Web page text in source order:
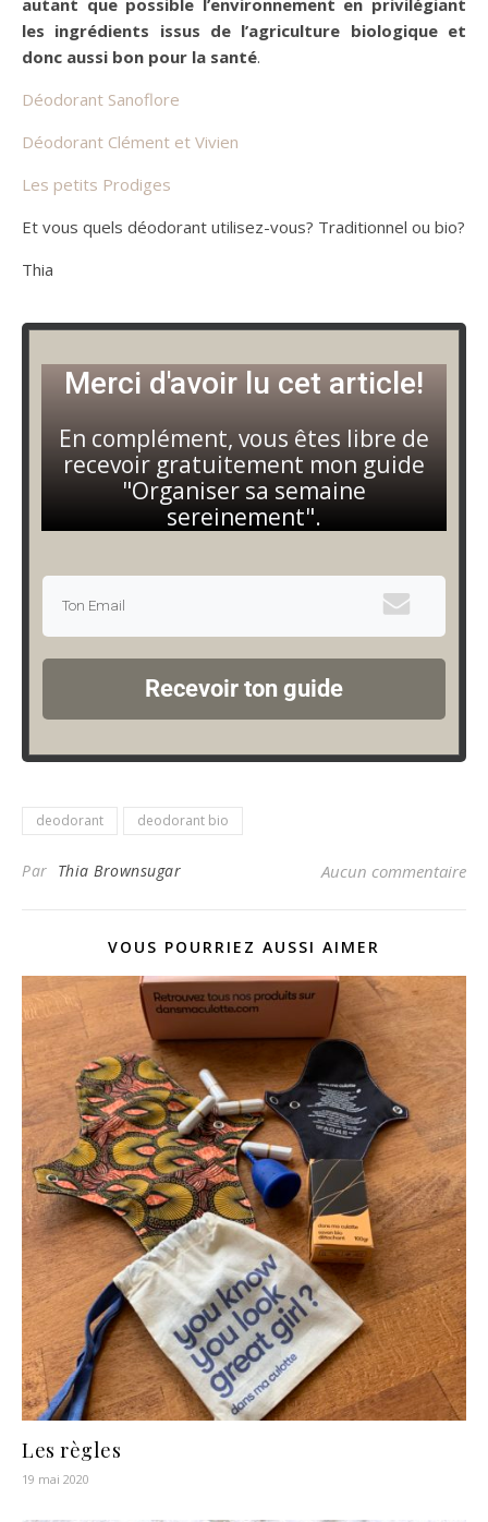
les ingrédients issus de l’agriculture biologique et
donc aussi bon pour la santé.
Déodorant Sanoflore
Déodorant Clément et Vivien
Les petits Prodiges
Et vous quels déodorant utilisez-vous? Traditionnel ou bio?
Thia
Merci d'avoir lu cet article!
En complément, vous êtes libre de
recevoir gratuitement mon guide
"Organiser sa semaine
sereinement".
Recevoir ton guide
deodorant deodorant bio
Par Thia Brownsugar Aucun commentaire
VOUS POURRIEZ AUSSI AIMER
Les règles
19 mai 2020